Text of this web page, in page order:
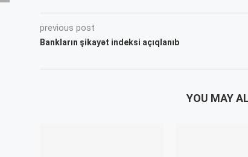
previous post
Bankların şikayət indeksi açıqlanıb
YOU MAY